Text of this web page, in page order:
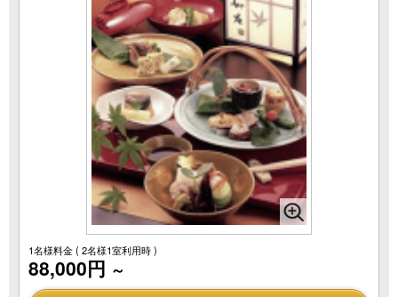
1名様料金( 2名様1室利用時 )
88,000円 ～